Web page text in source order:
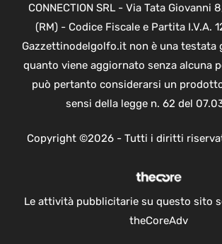
CONNECTION SRL - Via Tata Giovanni
(RM) - Codice Fiscale e Partita I.V.A.
Gazzettinodelgolfo.it non è una testata
quanto viene aggiornato senza alcuna
può pertanto considerarsi un
sensi della legge n. 62 del
Copyright ©2026 - Tutti i diritti
Le attività pubblicitarie su questo sito
theCoreAdv